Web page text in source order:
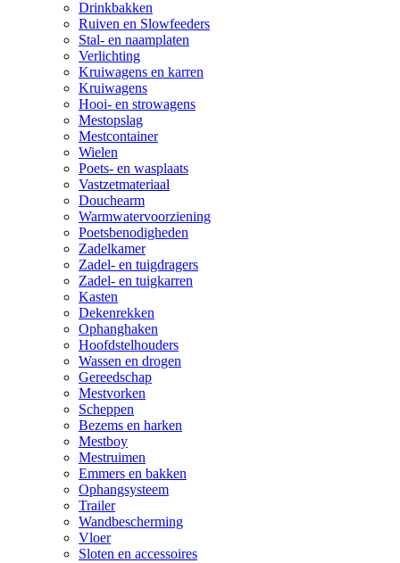
Drinkbakken
Ruiven en Slowfeeders
Stal- en naamplaten
Verlichting
Kruiwagens en karren
Kruiwagens
Hooi- en strowagens
Mestopslag
Mestcontainer
Wielen
Poets- en wasplaats
Vastzetmateriaal
Douchearm
Warmwatervoorziening
Poetsbenodigheden
Zadelkamer
Zadel- en tuigdragers
Zadel- en tuigkarren
Kasten
Dekenrekken
Ophanghaken
Hoofdstelhouders
Wassen en drogen
Gereedschap
Mestvorken
Scheppen
Bezems en harken
Mestboy
Mestruimen
Emmers en bakken
Ophangsysteem
Trailer
Wandbescherming
Vloer
Sloten en accessoires